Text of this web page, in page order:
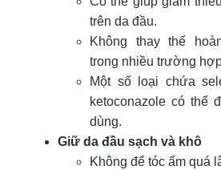
trên da đầu.
Không thay thế
trong nhiều trường
Một số loại chứa
ketoconazole có thể
dùng.
Giữ da đầu sạch và khô
Không để tóc ẩm quá